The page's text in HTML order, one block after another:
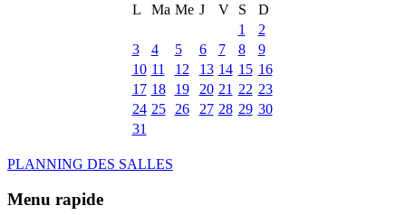
L
Ma Me J V S
D
1
2
3
4 5 6 7 8
9
10 11 12 13 14 15 16
17 18 19 20 21 22 23
24 25 26 27 28 29 30
31
PLANNING DES SALLES
Menu rapide